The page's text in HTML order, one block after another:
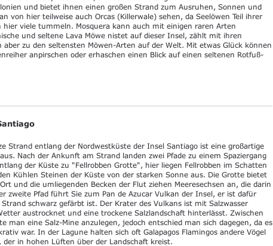
und bietet ihnen einen großen Strand zum Ausruhen, Sonnen und
von hier teilweise auch Orcas (Killerwale) sehen, da Seelöwen Teil ihrer
hier viele tummeln. Mosquera kann auch mit einigen raren Arten
und seltene Lava Möwe nistet auf dieser Insel, zählt mit ihren
aber zu den seltensten Möwen-Arten auf der Welt. Mit etwas Glück können
anpirschen oder erhaschen einen Blick auf einen seltenen Rotfuß-
Strand entlang der Nordwestküste der Insel Santiago ist eine großartige
Nach der Ankunft am Strand landen zwei Pfade zu einem Spaziergang
der Küste zu "Fellrobben Grotte", hier liegen Fellrobben im Schatten
Kühlen Steinen der Küste von der starken Sonne aus. Die Grotte bietet
und die umliegenden Becken der Flut ziehen Meeresechsen an, die darin
zweite Pfad führt Sie zum Pan de Azucar Vulkan der Insel, er ist dafür
schwarz gefärbt ist. Der Krater des Vulkans ist mit Salzwasser
austrocknet und eine trockene Salzlandschaft hinterlässt. Zwischen
man eine Salz-Mine anzulegen, jedoch entschied man sich dagegen, da es
war. In der Lagune halten sich oft Galapagos Flamingos andere Vögel
der in hohen Lüften über der Landschaft kreist.